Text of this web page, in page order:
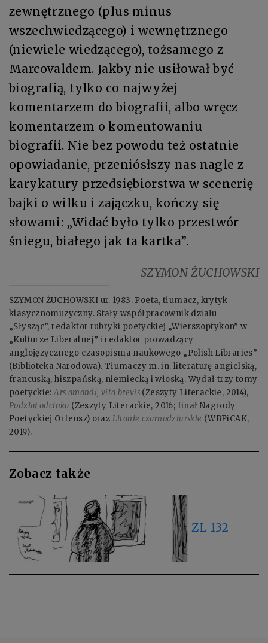
zewnętrznego (plus minus
wszechwiedzącego) i wewnętrznego
(niewiele wiedzącego), tożsamego z
Marcovaldem. Jakby nie usiłował być
biografią, tylko co najwyżej
komentarzem do biografii, albo wręcz
komentarzem o komentowaniu
biografii. Nie bez powodu też ostatnie
opowiadanie, przeniósłszy nas nagle z
karykatury przedsiębiorstwa w scenerię
bajki o wilku i zajączku, kończy się
słowami: „Widać było tylko przestwór
śniegu, białego jak ta kartka”.
SZYMON ŻUCHOWSKI
SZYMON ŻUCHOWSKI ur. 1983. Poeta, tłumacz, krytyk
klasycznomuzyczny. Stały współpracownik działu
„Słysząc”, redaktor rubryki poetyckiej „Wierszoptykon” w
„Kulturze Liberalnej” i redaktor prowadzący
anglojęzycznego czasopisma naukowego „Polish Libraries”
(Biblioteka Narodowa). Tłumaczy m. in. literaturę angielską,
francuską, hiszpańską, niemiecką i włoską. Wydał trzy tomy
poetyckie:Ars amandi, vita brevis (Zeszyty Literackie, 2014),
Podział odcinka (Zeszyty Literackie, 2016; finał Nagrody
Poetyckiej Orfeusz) oraz Litanie czarnodziurskie (WBPiCAK,
2019).
Zobacz także
ZL 132